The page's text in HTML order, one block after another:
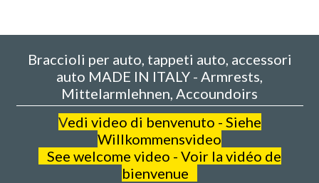
Braccioli per auto, tappeti auto, accessori
auto MADE IN ITALY - Armrests,
Mittelarmlehnen, Accoundoirs
Vedi video di benvenuto - Siehe
Willkommensvideo
See welcome video - Voir la vidéo de
bienvenue